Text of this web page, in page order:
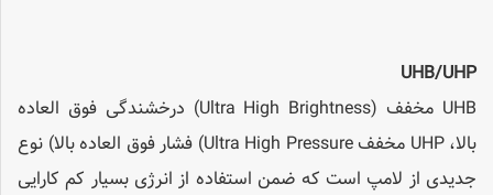
UHB/UHP
UHB مخفف (Ultra High Brightness) درخشندگی فوق العاده
بالا، UHP مخفف Ultra High Pressure) فشار فوق العاده بالا) نوع
جدیدی از لامپ است که ضمن استفاده از انرژی بسیار کم کارایی